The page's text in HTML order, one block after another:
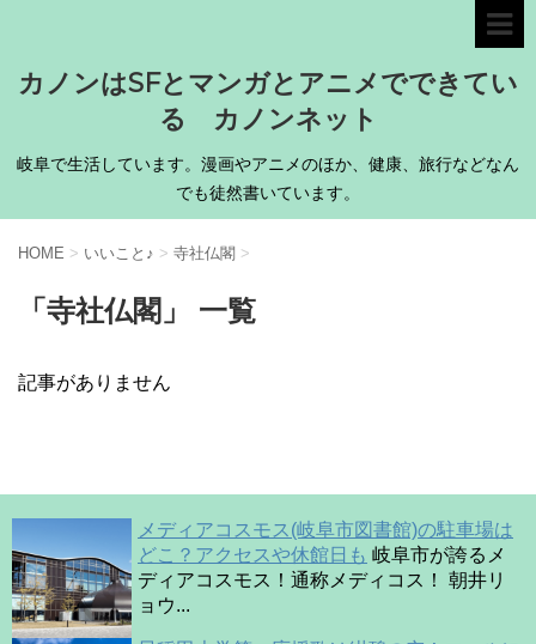
カノンはSFとマンガとアニメでできてい
る カノンネット
岐阜で生活しています。漫画やアニメのほか、健康、旅行などなん
でも徒然書いています。
HOME > いいこと♪ > 寺社仏閣 >
「寺社仏閣」 一覧
記事がありません
メディアコスモス(岐阜市図書館)の駐車場は
どこ？アクセスや休館日も 岐阜市が誇るメ
ディアコスモス！通称メディコス！ 朝井リ
ョウ...